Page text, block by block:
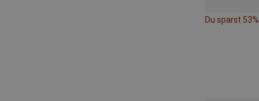
Du sparst 53%